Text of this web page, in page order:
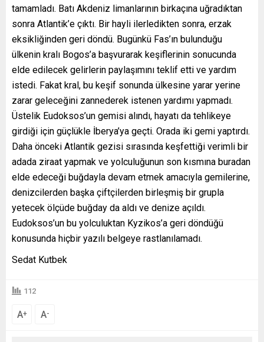
tamamladı. Batı Akdeniz limanlarının birkaçına uğradıktan
sonra Atlantik’e çıktı. Bir hayli ilerledikten sonra, erzak
eksikliğinden geri döndü. Bugünkü Fas’ın bulunduğu
ülkenin kralı Bogos’a başvurarak keşiflerinin sonucunda
elde edilecek gelirlerin paylaşımını teklif etti ve yardım
istedi. Fakat kral, bu keşif sonunda ülkesine yarar yerine
zarar geleceğini zannederek istenen yardımı yapmadı.
Üstelik Eudoksos’un gemisi alındı, hayatı da tehlikeye
girdiği için güçlükle İberya’ya geçti. Orada iki gemi yaptırdı.
Daha önceki Atlantik gezisi sırasında keşfettiği verimli bir
adada ziraat yapmak ve yolculuğunun son kısmına buradan
elde edeceği buğdayla devam etmek amacıyla gemilerine,
denizcilerden başka çiftçilerden birleşmiş bir grupla
yetecek ölçüde buğday da aldı ve denize açıldı.
Eudoksos’un bu yolculuktan Kyzikos’a geri döndüğü
konusunda hiçbir yazılı belgeye rastlanılamadı.
Sedat Kutbek
112
A+ A-